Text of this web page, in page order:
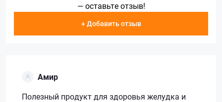
— оставьте отзыв!
+ Добавить отзыв
Амир
Полезный продукт для здоровья желудка и